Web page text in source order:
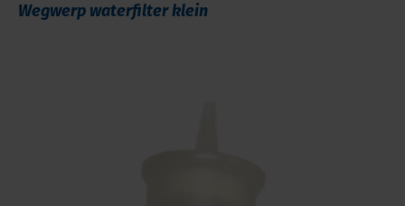
Wegwerp waterfilter klein